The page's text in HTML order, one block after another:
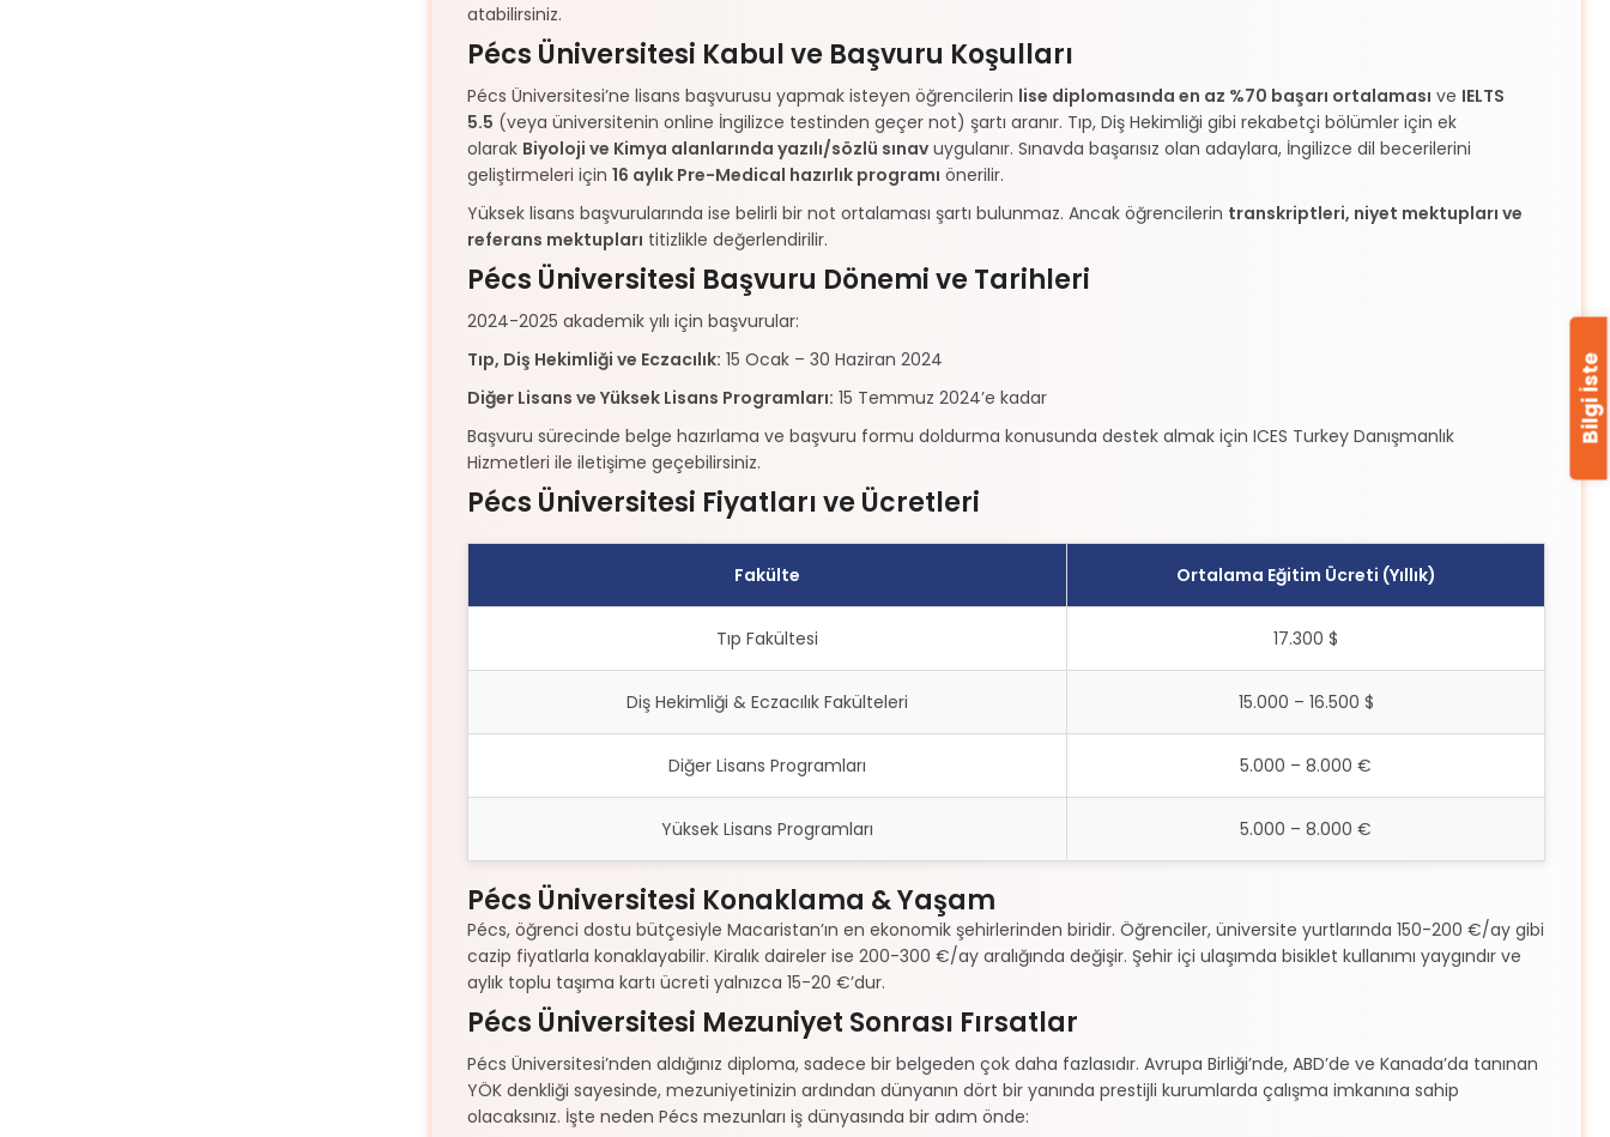
atabilirsiniz.
Pécs Üniversitesi Kabul ve Başvuru Koşulları
Pécs Üniversitesi’ne lisans başvurusu yapmak isteyen öğrencilerin lise diplomasında en az %70 başarı ortalaması ve IELTS
5.5 (veya üniversitenin online İngilizce testinden geçer not) şartı aranır. Tıp, Diş Hekimliği gibi rekabetçi bölümler için ek
olarak Biyoloji ve Kimya alanlarında yazılı/sözlü sınav uygulanır. Sınavda başarısız olan adaylara, İngilizce dil becerilerini
geliştirmeleri için 16 aylık Pre-Medical hazırlık programı önerilir.
Yüksek lisans başvurularında ise belirli bir not ortalaması şartı bulunmaz. Ancak öğrencilerin transkriptleri, niyet mektupları ve
referans mektupları titizlikle değerlendirilir.
Pécs Üniversitesi Başvuru Dönemi ve Tarihleri
2024-2025 akademik yılı için başvurular:
Tıp, Diş Hekimliği ve Eczacılık: 15 Ocak – 30 Haziran 2024
Diğer Lisans ve Yüksek Lisans Programları: 15 Temmuz 2024’e kadar
Başvuru sürecinde belge hazırlama ve başvuru formu doldurma konusunda destek almak için ICES Turkey Danışmanlık
Hizmetleri ile iletişime geçebilirsiniz.
Pécs Üniversitesi Fiyatları ve Ücretleri
Fakülte Ortalama Eğitim Ücreti (Yıllık)
Tıp Fakültesi 17.300 $
Diş Hekimliği & Eczacılık Fakülteleri 15.000 – 16.500 $
Diğer Lisans Programları 5.000 – 8.000 €
Yüksek Lisans Programları 5.000 – 8.000 €
Pécs Üniversitesi Konaklama & Yaşam
Pécs, öğrenci dostu bütçesiyle Macaristan’ın en ekonomik şehirlerinden biridir. Öğrenciler, üniversite yurtlarında 150-200 €/ay gibi
cazip fiyatlarla konaklayabilir. Kiralık daireler ise 200-300 €/ay aralığında değişir. Şehir içi ulaşımda bisiklet kullanımı yaygındır ve
aylık toplu taşıma kartı ücreti yalnızca 15-20 €’dur.
Pécs Üniversitesi Mezuniyet Sonrası Fırsatlar
Pécs Üniversitesi’nden aldığınız diploma, sadece bir belgeden çok daha fazlasıdır. Avrupa Birliği’nde, ABD’de ve Kanada’da tanınan
YÖK denkliği sayesinde, mezuniyetinizin ardından dünyanın dört bir yanında prestijli kurumlarda çalışma imkanına sahip
olacaksınız. İşte neden Pécs mezunları iş dünyasında bir adım önde:
Bilgi İste